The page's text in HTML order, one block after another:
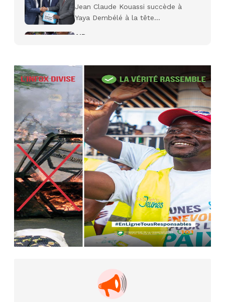
Jean Claude Kouassi succède à
Yaya Dembélé à la tête...
AIP
Camara tué lors d’attaques...
22 avr. 2026, 16:41
Des bureaux ravagés dans un
incendie survenu à la mairie...
AIP
10 avr. 2026, 09:48
Nommé Médiateur de la
République, Gaoussou Touré prend
officiellement fonction
AIP
13 mars 2026, 10:43
Nécrologie : décès de Guillaume
Houphouët-Boigny, fils du Père
fondateur...
12ᵉ Congrès ordinaire de l’UNJCI: la
campagne électorale reprend du...